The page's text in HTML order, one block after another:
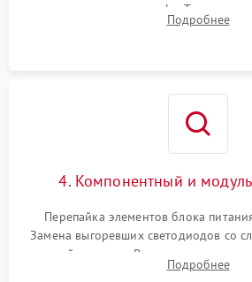
помощью осциллографа.
светодиодных планок подсветки
Подробнее
4. Компонентный и
Перепайка элементов блока
Замена выгоревших светодиодов со
хрупкой матрицы. Восстановление
прошивка микросхем памяти
Подробнее